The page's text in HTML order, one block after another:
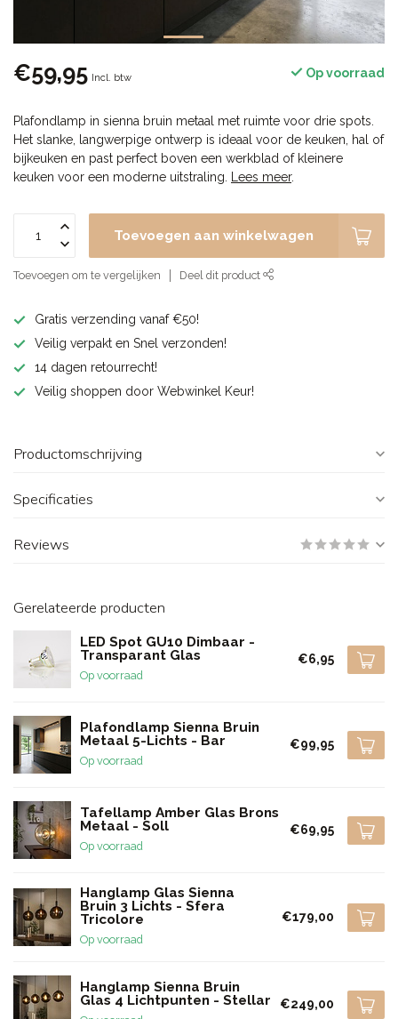
€59,95 Incl. btw Op voorraad
Plafondlamp in sienna bruin metaal met ruimte voor drie spots.
Het slanke, langwerpige ontwerp is ideaal voor de keuken, hal of
bijkeuken en past perfect boven een werkblad of kleinere
keuken voor een moderne uitstraling.
Lees meer.
Toevoegen aan winkelwagen
Toevoegen om te vergelijken Deel dit product
Gratis verzending vanaf €50!
Veilig verpakt en Snel verzonden!
14 dagen retourrecht!
Veilig shoppen door Webwinkel Keur!
Productomschrijving
Specificaties
Reviews
Gerelateerde producten
LED Spot GU10 Dimbaar -
Transparant Glas
Op voorraad
€6,95
Plafondlamp Sienna Bruin
Metaal 5-Lichts - Bar
Op voorraad
€99,95
Tafellamp Amber Glas Brons
Metaal - Soll
Op voorraad
€69,95
Hanglamp Glas Sienna
Bruin 3 Lichts - Sfera
Tricolore
Op voorraad
€179,00
Hanglamp Sienna Bruin
Glas 4 Lichtpunten - Stellar
€249,00